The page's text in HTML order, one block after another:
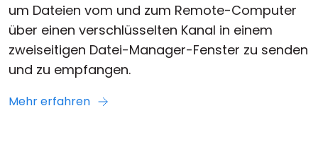
um Dateien vom und zum Remote-Computer
über einen verschlüsselten Kanal in einem
zweiseitigen Datei-Manager-Fenster zu senden
und zu empfangen.
Mehr erfahren